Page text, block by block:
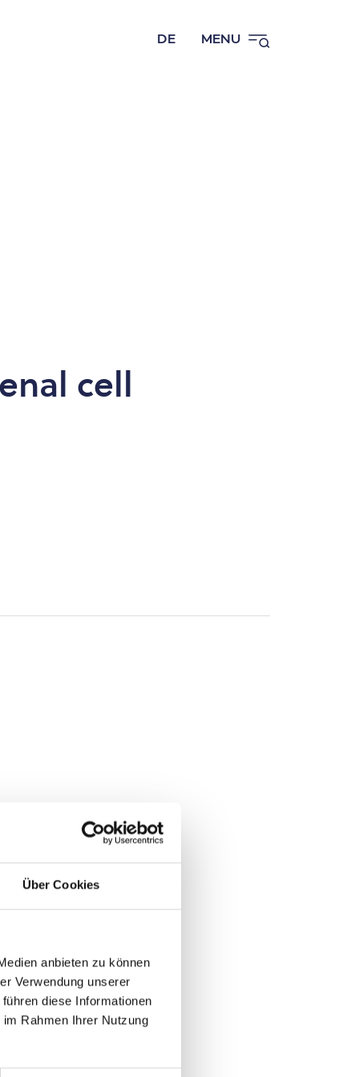
Über Cookies
anbieten zu können
Verwendung unserer
diese Informationen
Rahmen Ihrer Nutzung
DE MENU
cell